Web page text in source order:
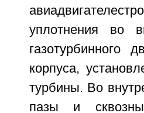
уплотнения во
газотурбинного
корпуса,
турбины. Во
пазы и